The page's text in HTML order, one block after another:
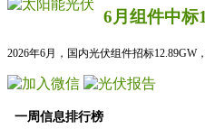
6月组件中标
2026年6月，国内光伏组件招标
一周信息排行榜